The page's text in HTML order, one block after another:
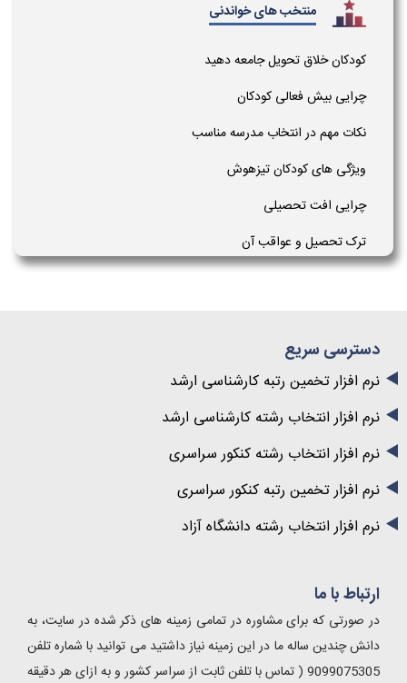
منتخب های خواندنی
کودکان خلاق تحویل جامعه دهید
چرایی بیش فعالی کودکان
نکات مهم در انتخاب مدرسه مناسب
ویژگی های کودکان تیزهوش
چرایی افت تحصیلی
ترک تحصیل و عواقب آن
دسترسی سریع
نرم افزار تخمین رتبه کارشناسی ارشد
نرم افزار انتخاب رشته کارشناسی ارشد
نرم افزار انتخاب رشته کنکور سراسری
نرم افزار تخمین رتبه کنکور سراسری
نرم افزار انتخاب رشته دانشگاه آزاد
ارتباط با ما
در صورتی که برای مشاوره در تمامی زمینه های ذکر شده در سایت، به
دانش چندین ساله ما در این زمینه نیاز داشتید می توانید با شماره تلفن
9099075305 ( تماس با تلفن ثابت از سراسر کشور و به ازای هر دقیقه